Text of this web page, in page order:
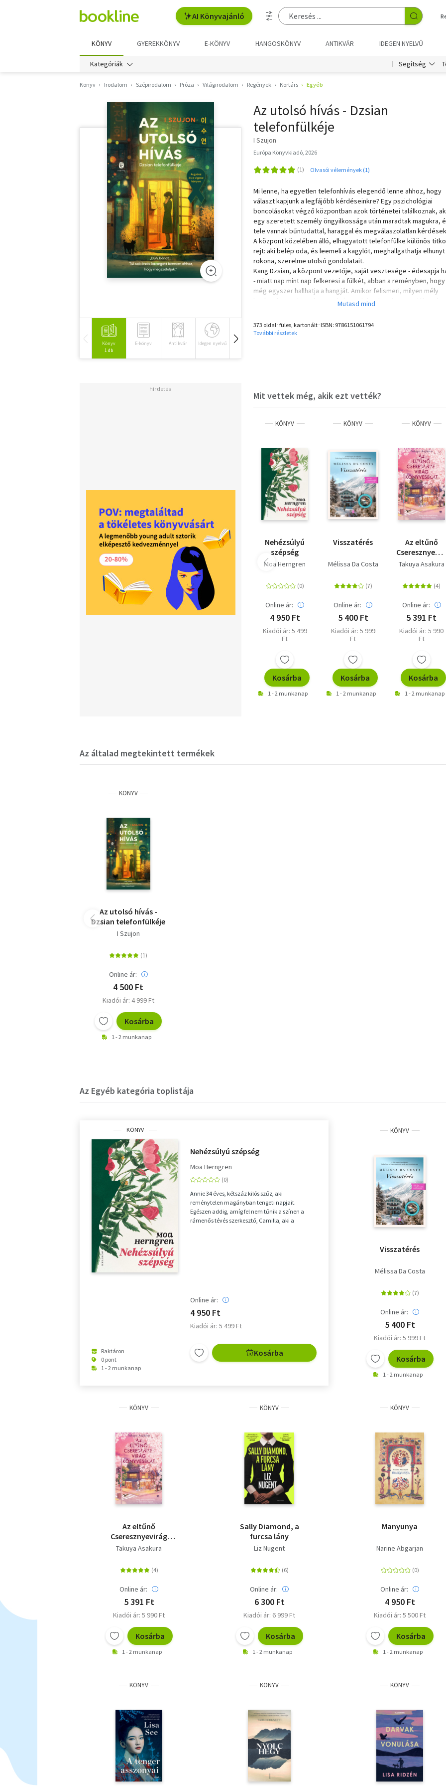
AI Könyvajánló
KÖNYV GYEREKKÖNYV E-KÖNYV HANGOSKÖNYV ANTIKVÁR IDEGEN NYELVŰ
Kategóriák Segítség
Könyv Irodalom Szépirodalom Próza Világirodalom Regények Kortárs Egyéb
Könyv
1 db
E-könyv Antikvár Idegen nyelvű Hangoskönyv
Az utolsó hívás - Dzsian
telefonfülkéje
I Szujon
Európa Könyvkiadó, 2026
Olvasói vélemények (1)
Mi lenne, ha egyetlen telefonhívás elegendő lenne ahhoz, hogy
választ kapjunk a legfájóbb kérdéseinkre? Egy pszichológiai
boncolásokat végző központban azok történetei találkoznak,
egy szeretett személy öngyilkossága után maradtak magukra,
tele vannak bűntudattal, haraggal és megválaszolatlan
A központ közelében álló, elhagyatott telefonfülke különös
rejt: aki belép oda, és leemeli a kagylót, meghallgathatja elhunyt
rokona, szerelme utolsó gondolatait.
Kang Dzsian, a központ vezetője, saját vesztesége - édesapja
- miatt nap mint nap felkeresi a fülkét, abban a reményben, hogy
még egyszer hallhatja a hangját. Amikor felismeri, milyen mély
hatással vannak ezek az utolsó gondolatok az itt maradókra, úgy
a gyógyítás és gyógyulás folyamatába. A cél nem a múlt
megváltoztatása, hanem a megértés: annak feltárása, mi
373 oldal･füles, kartonált･ISBN: 9786151061794
További részletek
Mit vettek még, akik ezt vették?
KÖNYV
Nehézsúlyú
szépség
Moa Herngren
Online ár:
4 950 Ft
Kiadói ár: 5 499
Ft
Kosárba
1 - 2 munkanap
KÖNYV
Visszatérés
Mélissa Da Costa
Online ár:
5 400 Ft
Kiadói ár: 5 999
Ft
Kosárba
1 - 2 munkanap
KÖNYV
Az eltűnő
Könyvesbolt
Takuya Asakura
Online ár:
5 391 Ft
Kiadói ár: 5 990
Ft
Kosárba
1 - 2 munkanap
Az általad megtekintett termékek
KÖNYV
Az utolsó hívás -
Dzsian telefonfülkéje
I Szujon
Online ár:
4 500 Ft
Kiadói ár: 4 999 Ft
Kosárba
1 - 2 munkanap
Az Egyéb kategória toplistája
KÖNYV
Raktáron
0 pont
1 - 2 munkanap
Nehézsúlyú szépség
Moa Herngren
Annie 34 éves, kétszáz kilós szűz, aki
reménytelen magányban tengeti napjait.
Egészen addig, amíg fel nem tűnik a színen a
rámenős tévés szerkesztő, Camilla, aki a
Online ár:
4 950 Ft
Kiadói ár: 5 499 Ft
Kosárba
KÖNYV
Visszatérés
Mélissa Da Costa
Online ár:
5 400 Ft
Kiadói ár: 5 999 Ft
Kosárba
1 - 2 munkanap
KÖNYV
Az eltűnő
Cseresznyevirág
Könyvesbolt
Takuya Asakura
Online ár:
5 391 Ft
Kiadói ár: 5 990 Ft
Kosárba
1 - 2 munkanap
KÖNYV
Sally Diamond, a
furcsa lány
Liz Nugent
Online ár:
6 300 Ft
Kiadói ár: 6 999 Ft
Kosárba
1 - 2 munkanap
KÖNYV
Manyunya
Narine Abgarjan
Online ár:
4 950 Ft
Kiadói ár: 5 500 Ft
Kosárba
1 - 2 munkanap
KÖNYV KÖNYV KÖNYV